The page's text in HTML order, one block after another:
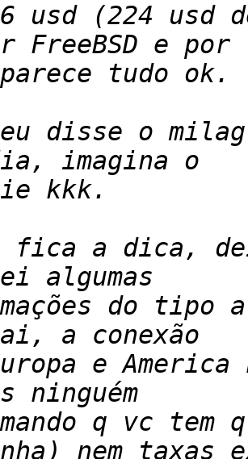
usd (224 usd
eu disse o
fica a dica,
do tipo a
e
q vc tem